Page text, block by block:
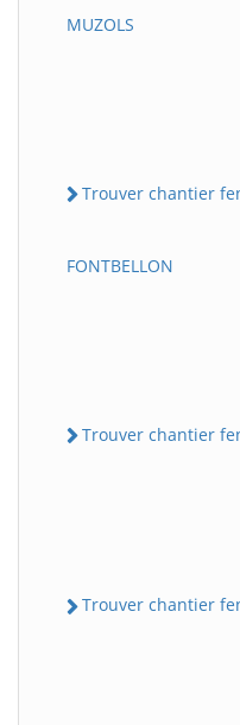
MUZOLS
Trouver chantier
FONTBELLON
Trouver chantier
Trouver chantier